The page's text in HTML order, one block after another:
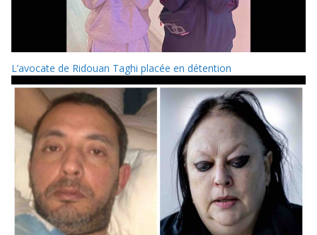
L’avocate de Ridouan Taghi placée en détention